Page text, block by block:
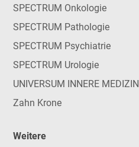
SPECTRUM Onkologie
SPECTRUM Pathologie
SPECTRUM Psychiatrie
SPECTRUM Urologie
UNIVERSUM INNERE MEDIZIN
Zahn Krone
Weitere